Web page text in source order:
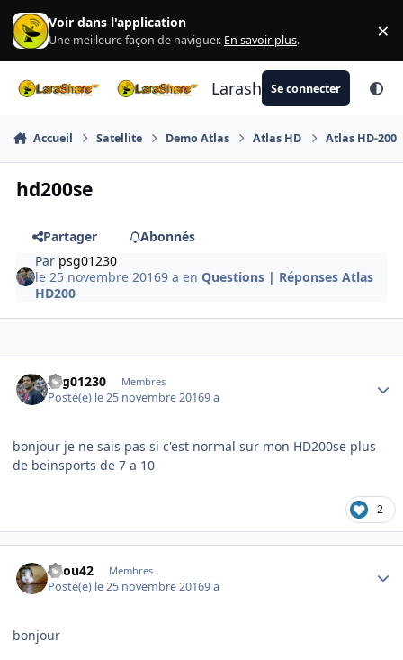
Aller au contenu
Voir dans l'application
Une meilleure façon de naviguer. En savoir plus. ×
LarashareSe connecter
Accueil Satellite Demo Atlas Atlas HD Atlas HD-200
hd200se
Partager
Abonnés
Par psg01230
le 25 novembre 20169 a enQuestions | Réponses Atlas
HD200
psg01230 Membres
Posté(e) le 25 novembre 20169 a
bonjour je ne sais pas si c'est normal sur mon HD200se plus
de beinsports de 7 a 10
2
ricou42 Membres
Posté(e) le 25 novembre 20169 a
bonjour